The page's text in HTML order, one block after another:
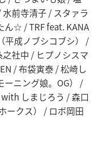
前寺清子 / スタァラ
ん☆ / TRF feat. KANA
平成ノブシコブシ） /
社中 / ヒプノシスマ
/ 布袋寅泰 / 松崎し
ーニング娘。OG） /
しまじろう / 森口
ークス） / ロボ岡田